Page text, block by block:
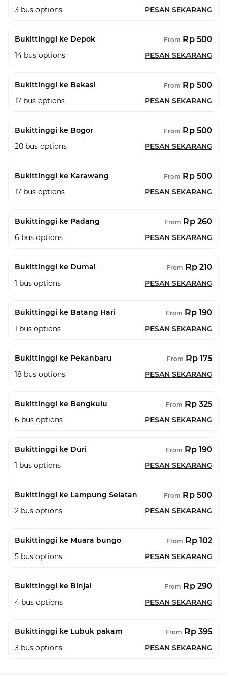
3 bus options PESAN SEKARANG
Bukittinggi ke Depok From Rp 500
14 bus options PESAN SEKARANG
Bukittinggi ke Bekasi From Rp 500
17 bus options PESAN SEKARANG
Bukittinggi ke Bogor From Rp 500
20 bus options PESAN SEKARANG
Bukittinggi ke Karawang From Rp 500
17 bus options PESAN SEKARANG
Bukittinggi ke Padang From Rp 260
6 bus options PESAN SEKARANG
Bukittinggi ke Dumai From Rp 210
1 bus options PESAN SEKARANG
Bukittinggi ke Batang Hari From Rp 190
1 bus options PESAN SEKARANG
Bukittinggi ke Pekanbaru From Rp 175
18 bus options PESAN SEKARANG
Bukittinggi ke Bengkulu From Rp 325
6 bus options PESAN SEKARANG
Bukittinggi ke Duri From Rp 190
1 bus options PESAN SEKARANG
Bukittinggi ke Lampung Selatan From Rp 500
2 bus options PESAN SEKARANG
Bukittinggi ke Muara bungo From Rp 102
5 bus options PESAN SEKARANG
Bukittinggi ke Binjai From Rp 290
4 bus options PESAN SEKARANG
Bukittinggi ke Lubuk pakam From Rp 395
3 bus options PESAN SEKARANG